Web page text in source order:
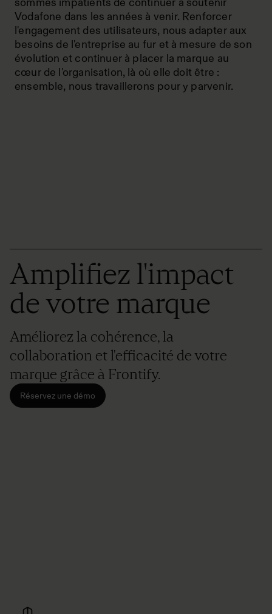
sommes impatients de continuer à soutenir
Vodafone dans les années à venir. Renforcer
l'engagement des utilisateurs, nous adapter aux
besoins de l'entreprise au fur et à mesure de son
évolution et continuer à placer la marque au
cœur de l'organisation, là où elle doit être :
ensemble, nous travaillerons pour y parvenir.
Amplifiez l'impact
de votre marque
Améliorez la cohérence, la
collaboration et l'efficacité de votre
marque grâce à Frontify.
Réservez une démo